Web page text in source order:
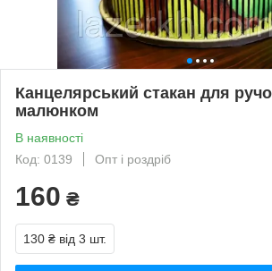
Канцелярський стакан для
малюнком
В наявності
Код: 0139
Опт і роздріб
160 ₴
130 ₴ від 3 шт.